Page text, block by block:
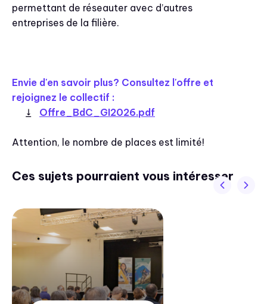
permettant de réseauter avec d’autres
entreprises de la filière.
Envie d'en savoir plus? Consultez l'offre et
rejoignez le collectif :
Offre_BdC_GI2026.pdf
Attention, le nombre de places est limité!
Ces sujets pourraient vous intéresser